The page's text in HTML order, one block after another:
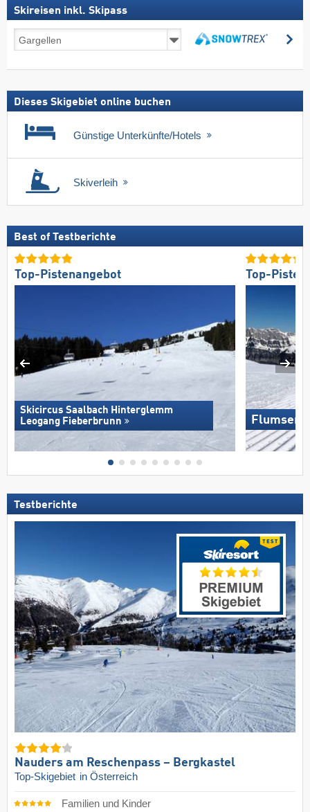
Skireisen inkl. Skipass
inkl.
Dieses Skigebiet online buchen
Günstige Unterkünfte/Hotels
Skiverleih
Best of Testberichte
Top-Pistenangebot
Skicircus Saalbach Hinterglemm
Leogang Fieberbrunn
Top-
Testberichte
Nauders am Reschenpass – Bergkastel
Top-Skigebiet in Österreich
Familien und Kinder